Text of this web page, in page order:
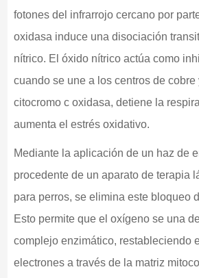
fotones del infrarrojo cercano por
oxidasa induce una disociación
nítrico. El óxido nítrico actúa como
cuando se une a los centros de cobre
citocromo c oxidasa, detiene la
aumenta el estrés oxidativo.
Mediante la aplicación de un haz de
procedente de un aparato de terapia
para perros, se elimina este bloqueo
Esto permite que el oxígeno se una
complejo enzimático, restableciendo
electrones a través de la matriz